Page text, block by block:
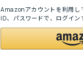
Amazonアカウントを利用し
ID、パスワードで、ログイン